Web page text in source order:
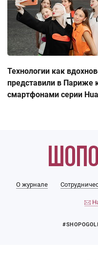
Технологии как
представили в Париже
смартфонами серии
О журнале